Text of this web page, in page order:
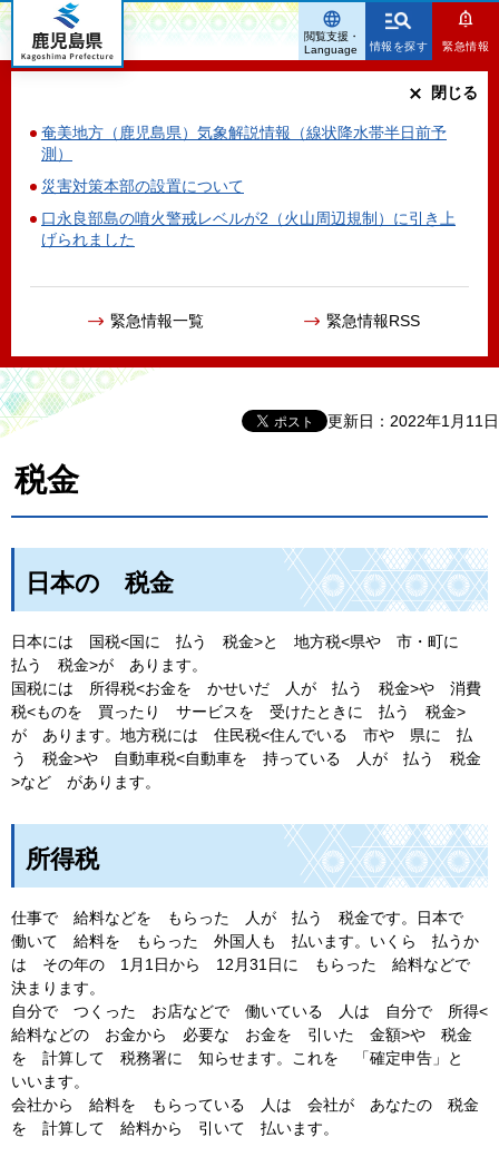
鹿児島県
情報を探す 緊急情報
奄美地方（鹿児島県）気象解説情報（線状降水帯半日前予
測）
災害対策本部の設置について
口永良部島の噴火警戒レベルが2（火山周辺規制）に引き上
げられました
緊急情報一覧 緊急情報RSS
閉じる
閲覧支援・
Language
更新日：2022年1月11日
税金
日本の 税金
日本には 国税<国に 払う 税金>と 地方税<県や 市・町に
払う 税金>が あります。
国税には 所得税<お金を かせいだ 人が 払う 税金>や 消費
税<ものを 買ったり サービスを 受けたときに 払う 税金>
が あります。地方税には 住民税<住んでいる 市や 県に 払
う 税金>や 自動車税<自動車を 持っている 人が 払う 税金
>など があります。
所得税
仕事で 給料などを もらった 人が 払う 税金です。日本で
働いて 給料を もらった 外国人も 払います。いくら 払うか
は その年の 1月1日から 12月31日に もらった 給料などで
決まります。
自分で つくった お店などで 働いている 人は 自分で 所得<
給料などの お金から 必要な お金を 引いた 金額>や 税金
を 計算して 税務署に 知らせます。これを 「確定申告」と
いいます。
会社から 給料を もらっている 人は 会社が あなたの 税金
を 計算して 給料から 引いて 払います。